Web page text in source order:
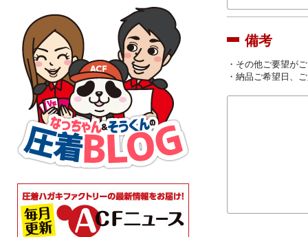
備考
・その他ご要望が
・納品ご希望日、